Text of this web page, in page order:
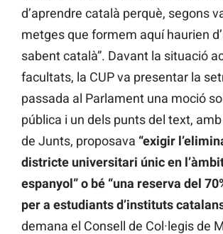
d’aprendre català perquè, segons
metges que formem aquí haurien
sabent català”. Davant la situació
facultats, la CUP va presentar la
passada al Parlament una moció
pública i un dels punts del text,
de Junts, proposava “exigir
districte universitari únic en
espanyol” o bé “una reserva del
per a estudiants d’instituts
demana el Consell de Col·legis de